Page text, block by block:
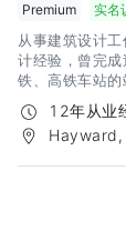
Premium
实名
从事建筑设计
计经验，曾完
铁、高铁车站
功底。同时对
建筑内部的空
行业的建筑设
12年从业